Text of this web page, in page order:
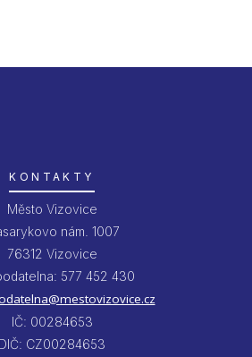
KONTAKTY
Město Vizovice
nám. 1007
76312 Vizovice
577 452 430
IČ: 00284653
DIČ: CZ00284653